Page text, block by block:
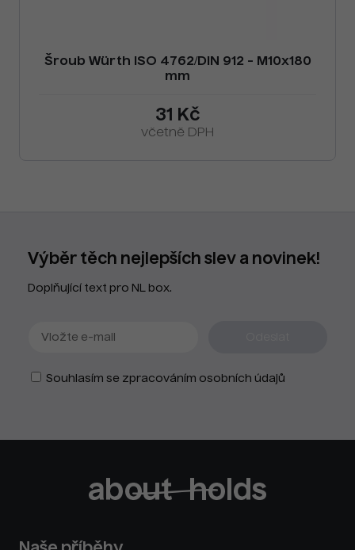
Šroub Würth ISO 4762/DIN 912 - M10x180
mm
31 Kč
včetně DPH
Výběr těch nejlepších slev a novinek!
Doplňující text pro NL box.
Souhlasím se zpracováním osobních údajů